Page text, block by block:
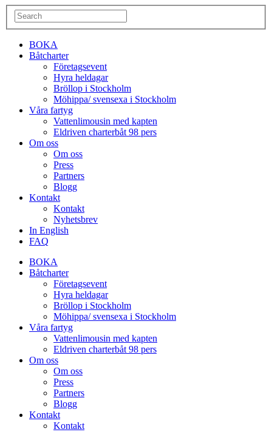
BOKA
Båtcharter
Företagsevent
Hyra heldagar
Bröllop i Stockholm
Möhippa/ svensexa i Stockholm
Våra fartyg
Vattenlimousin med kapten
Eldriven charterbåt 98 pers
Om oss
Om oss
Press
Partners
Blogg
Kontakt
Kontakt
Nyhetsbrev
In English
FAQ
BOKA
Båtcharter
Företagsevent
Hyra heldagar
Bröllop i Stockholm
Möhippa/ svensexa i Stockholm
Våra fartyg
Vattenlimousin med kapten
Eldriven charterbåt 98 pers
Om oss
Om oss
Press
Partners
Blogg
Kontakt
Kontakt